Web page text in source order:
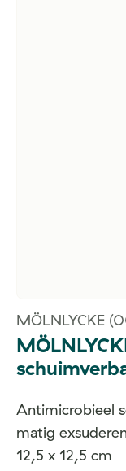
MÖLNLYCKE
Antimicrobieel
matig
12,5 x 12,5 cm